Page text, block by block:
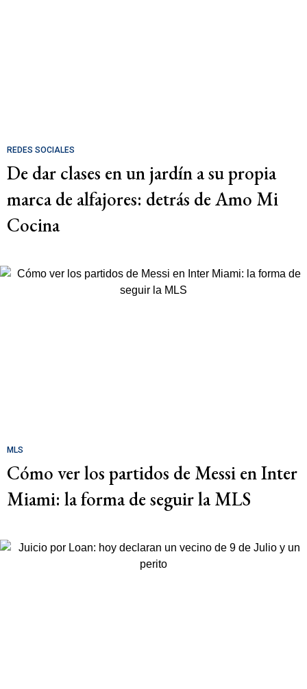
REDES SOCIALES
De dar clases en un jardín a su propia
marca de alfajores: detrás de Amo Mi
Cocina
MLS
Cómo ver los partidos de Messi en Inter
Miami: la forma de seguir la MLS